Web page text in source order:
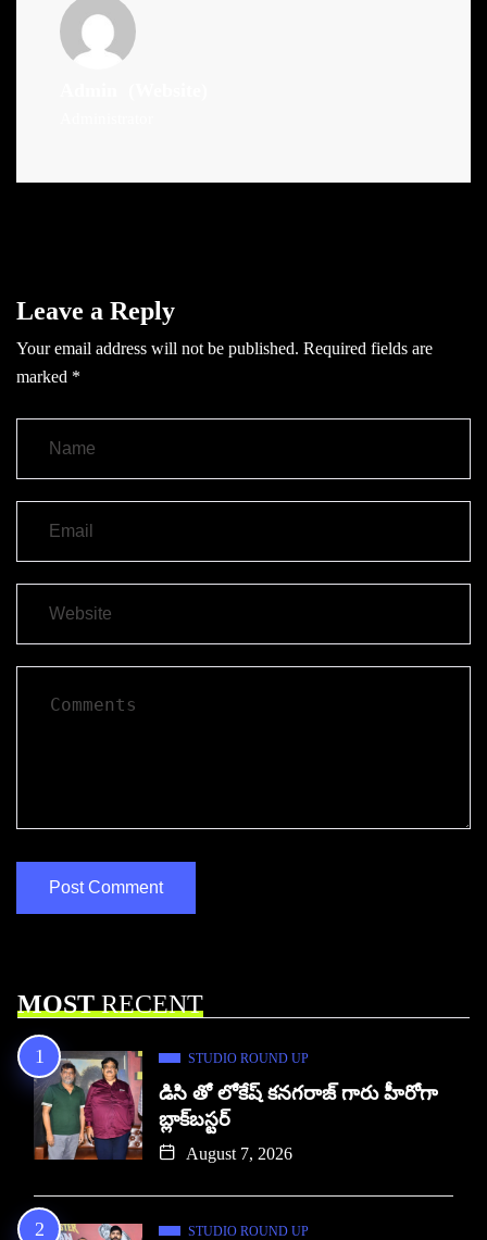
Leave a Reply
Your email address will not be published. Required fields are
marked *
MOSTRECENT
STUDIO ROUND UP
డిసి తో లోకేష్ కనగరాజ్ గారు హీరోగా
బ్లాక్‌బస్టర్
August 7, 2026
STUDIO ROUND UP